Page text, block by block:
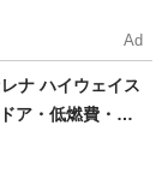
Ad
ナ ハイウェイス
ア・低燃費・フ